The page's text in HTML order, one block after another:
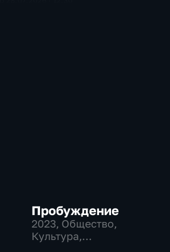
Пробуждение
2023, Общество,
Культура,